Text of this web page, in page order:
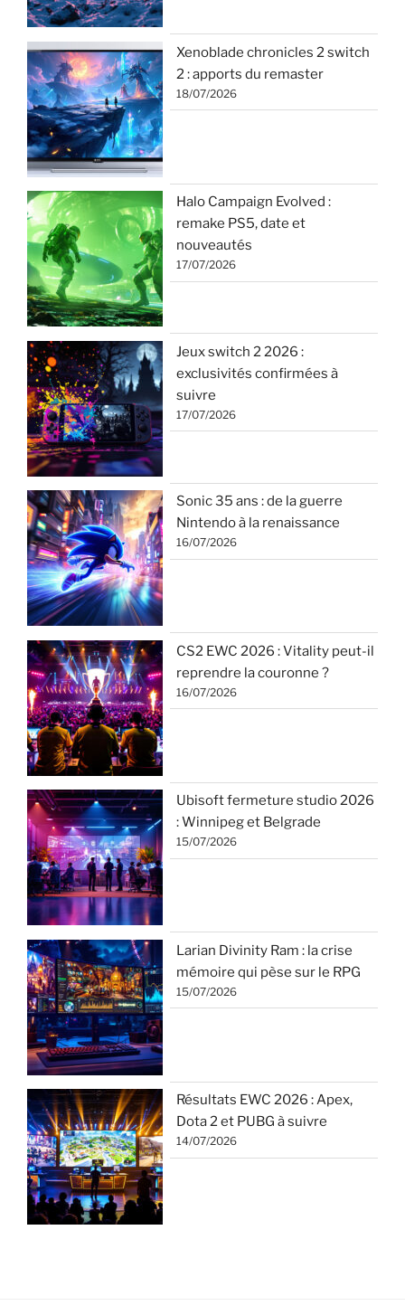
Xenoblade chronicles 2 switch
2 : apports du remaster
18/07/2026
Halo Campaign Evolved :
remake PS5, date et
nouveautés
17/07/2026
Jeux switch 2 2026 :
exclusivités confirmées à
suivre
17/07/2026
Sonic 35 ans : de la guerre
Nintendo à la renaissance
16/07/2026
CS2 EWC 2026 : Vitality peut-il
reprendre la couronne ?
16/07/2026
Ubisoft fermeture studio 2026
: Winnipeg et Belgrade
15/07/2026
Larian Divinity Ram : la crise
mémoire qui pèse sur le RPG
15/07/2026
Résultats EWC 2026 : Apex,
Dota 2 et PUBG à suivre
14/07/2026